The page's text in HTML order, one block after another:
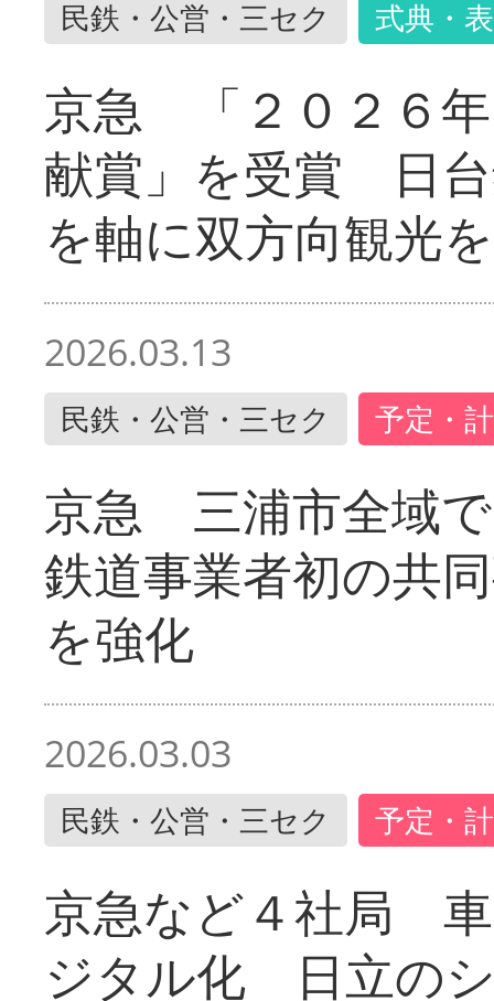
民鉄・公営・三セク 式典・
京急 「２０２６
献賞」を受賞 日
を軸に双方向観光
2026.03.13
民鉄・公営・三セク 予定・
京急 三浦市全域
鉄道事業者初の共
を強化
2026.03.03
民鉄・公営・三セク 予定・
京急など４社局
ジタル化 日立の